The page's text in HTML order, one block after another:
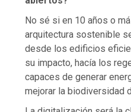
No sé si en 10 años o
arquitectura sostenible
desde los edificios
su impacto, hacía los
capaces de generar
mejorar la biodiversidad